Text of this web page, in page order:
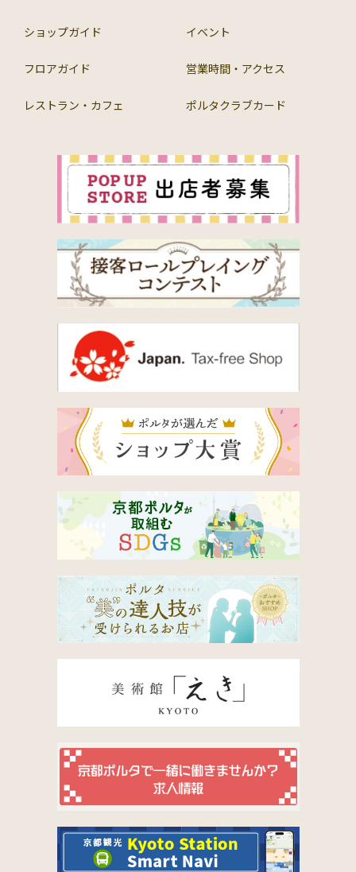
ショップガイド イベント
フロアガイド 営業時間・アクセス
レストラン・カフェ ポルタクラブカード